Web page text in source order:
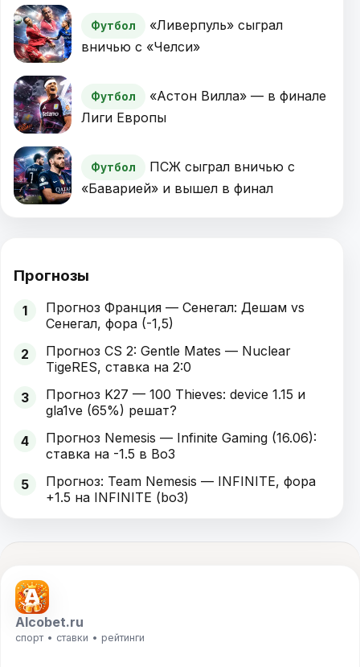
Футбол
«Ливерпуль» сыграл
вничью с «Челси»
Футбол
«Астон Вилла» — в финале
Лиги Европы
Футбол
ПСЖ сыграл вничью с
«Баварией» и вышел в финал
Прогнозы
1
Прогноз Франция — Сенегал: Дешам vs
Сенегал, фора (-1,5)
2
Прогноз CS 2: Gentle Mates — Nuclear
TigeRES, ставка на 2:0
3
Прогноз K27 — 100 Thieves: device 1.15 и
gla1ve (65%) решат?
4
Прогноз Nemesis — Infinite Gaming (16.06):
ставка на -1.5 в Bo3
5
Прогноз: Team Nemesis — INFINITE, фора
+1.5 на INFINITE (bo3)
Alcobet.ru
спорт • ставки • рейтинги